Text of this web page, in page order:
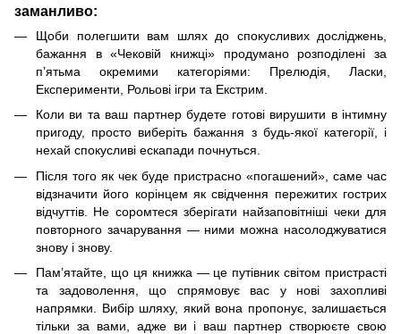
заманливо:
Щоби полегшити вам шлях до спокусливих досліджень,
бажання в «Чековій книжці» продумано розподілені за
п’ятьма окремими категоріями: Прелюдія, Ласки,
Експерименти, Рольові ігри та Екстрим.
Коли ви та ваш партнер будете готові вирушити в інтимну
пригоду, просто виберіть бажання з будь-якої категорії, і
нехай спокусливі ескапади почнуться.
Після того як чек буде пристрасно «погашений», саме час
відзначити його корінцем як свідчення пережитих гострих
відчуттів. Не соромтеся зберігати найзаповітніші чеки для
повторного зачарування — ними можна насолоджуватися
знову і знову.
Пам’ятайте, що ця книжка — це путівник світом пристрасті
та задоволення, що спрямовує вас у нові захопливі
напрямки. Вибір шляху, який вона пропонує, залишається
тільки за вами, адже ви і ваш партнер створюєте свою